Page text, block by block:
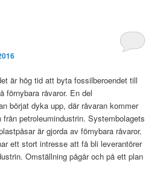
är hög tid att byta fossilberoendet till
förnybara råvaror. En del
börjat dyka upp, där råvaran kommer
petroleumindustrin. Systembolagets
är gjorda av förnybara råvaror.
ett stort intresse att få bli leverantörer
Omställning pågår och på ett plan